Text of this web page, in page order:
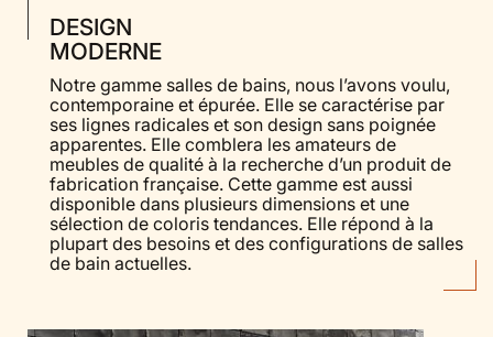
DESIGN
MODERNE
Notre gamme salles de bains, nous l’avons voulu,
contemporaine et épurée. Elle se caractérise par
ses lignes radicales et son design sans poignée
apparentes. Elle comblera les amateurs de
meubles de qualité à la recherche d’un produit de
fabrication française. Cette gamme est aussi
disponible dans plusieurs dimensions et une
sélection de coloris tendances. Elle répond à la
plupart des besoins et des configurations de salles
de bain actuelles.